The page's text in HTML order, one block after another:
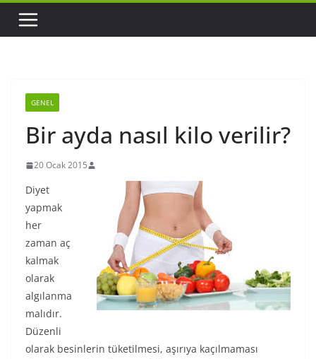
GENEL
Bir ayda nasıl kilo verilir?
20 Ocak 2015
Diyet
yapmak
her
zaman aç
kalmak
olarak
algılanma
malıdır.
Düzenli
olarak besinlerin tüketilmesi, aşırıya kaçılmaması